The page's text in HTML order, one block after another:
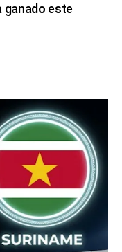
ganado este